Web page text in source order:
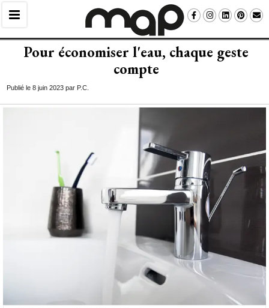
Pour économiser l'eau, chaque geste
compte
Publié le 8 juin 2023 par P.C.